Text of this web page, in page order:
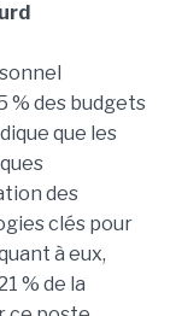
% des budgets
que les
des
clés pour
à eux,
% de la